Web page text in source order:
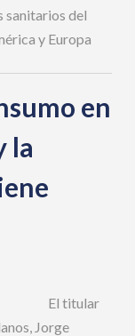
sanitarios del
y Europa
en
la
El titular
Jorge